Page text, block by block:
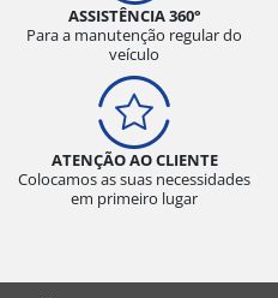
ASSISTÊNCIA 360°
Para a manutenção regular do
veículo
ATENÇÃO AO CLIENTE
Colocamos as suas necessidades
em primeiro lugar